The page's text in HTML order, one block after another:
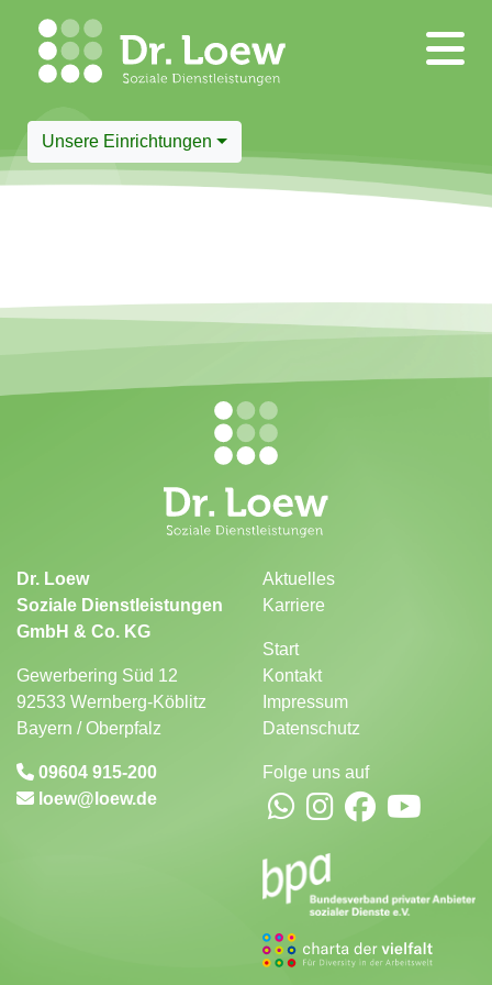
Unsere Einrichtungen
Dr. Loew
Soziale Dienstleistungen
GmbH & Co. KG
Gewerbering Süd 12
92533 Wernberg-Köblitz
Bayern / Oberpfalz
09604 915-200
loew
loew.de
Aktuelles
Karriere
Start
Kontakt
Impressum
Datenschutz
Folge uns auf